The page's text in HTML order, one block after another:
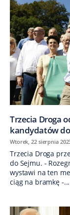
Trzecia Droga
kandydatów
Wtorek, 22 sierpnia
Trzecia Droga
do Sejmu. -
wystawi na ten
ciąg na bramkę -...